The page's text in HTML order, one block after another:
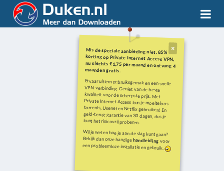
Mis de speciale aanbieding niet. 85%
korting op Private Internet Access VPN,
nu slechts €1,75 per maand en ontvang 4
maanden gratis.
Ervaar ultiem gebruiksgemak en een snelle
VPN-verbinding. Geniet van de beste
kwaliteit voor de scherpste prijs. Met
Private Internet Access kun je moeiteloos
torrents, Usenet en Netflix gebruiken! En
geld-terug-garantie van 30 dagen, dus je
kunt het risicovrij proberen.
Wil je weten hoe je aan de slag kunt gaan?
Bekijk dan onze handigehandleiding voor
een probleemloze installatie en gebruik.